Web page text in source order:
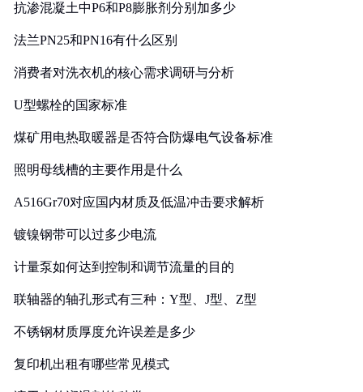
抗渗混凝土中P6和P8膨胀剂分别加多少
法兰PN25和PN16有什么区别
消费者对洗衣机的核心需求调研与分析
U型螺栓的国家标准
煤矿用电热取暖器是否符合防爆电气设备标准
照明母线槽的主要作用是什么
A516Gr70对应国内材质及低温冲击要求解析
镀镍钢带可以过多少电流
计量泵如何达到控制和调节流量的目的
联轴器的轴孔形式有三种：Y型、J型、Z型
不锈钢材质厚度允许误差是多少
复印机出租有哪些常见模式